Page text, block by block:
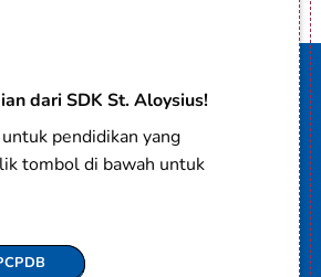
dari SDK St. Aloysius!
pendidikan yang
tombol di bawah untuk